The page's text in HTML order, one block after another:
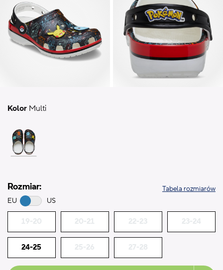
Kolor Multi
Rozmiar:
EU US
Tabela rozmiarów
19-20 20-21 22-23 23-24
24-25 25-26 27-28